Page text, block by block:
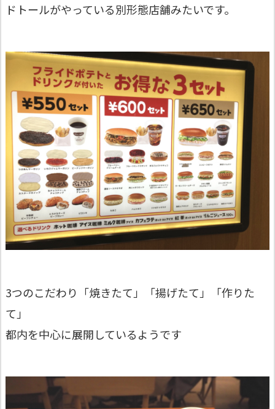
ドトールがやっている別形態店舗みたいです。
3つのこだわり「焼きたて」「揚げたて」「作りた
て」
都内を中心に展開しているようです